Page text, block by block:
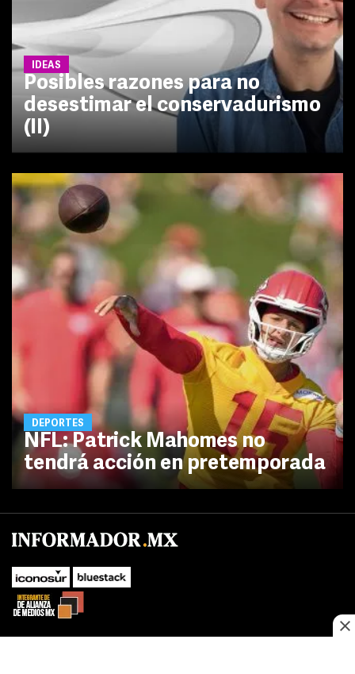
IDEAS
Posibles razones para no
desestimar el conservadurismo
(II)
DEPORTES
NFL: Patrick Mahomes no
tendrá acción en pretemporada